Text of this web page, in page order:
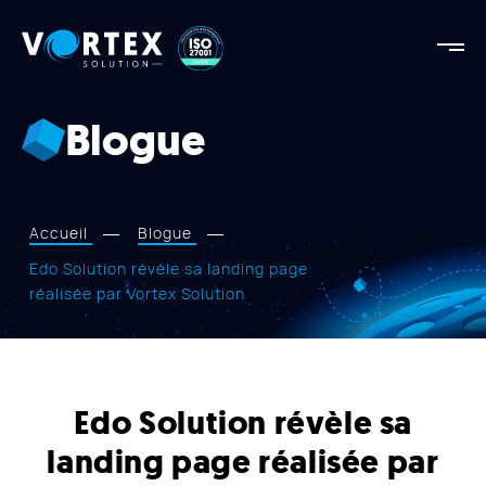
Vortex
Solution
Solution
AGENCE
SERVICES
APPROCHE
BLOGUE
Blogue
Accueil
Blogue
Edo Solution révèle sa landing page
réalisée par Vortex Solution
Edo Solution révèle sa
landing page réalisée par